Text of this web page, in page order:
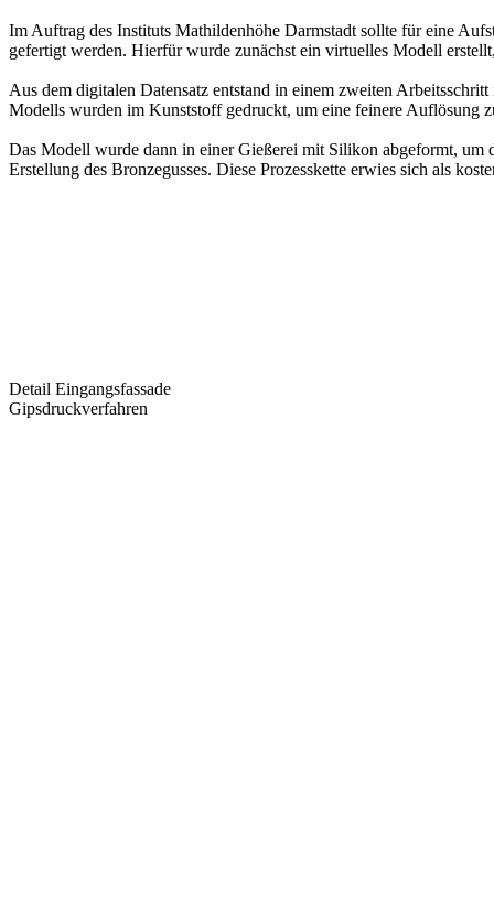
Im Auftrag des Instituts Mathildenhöhe Darmstadt sollte für eine
gefertigt werden. Hierfür wurde zunächst ein virtuelles Modell
Aus dem digitalen Datensatz entstand in einem zweiten
Modells wurden im Kunststoff gedruckt, um eine feinere Auflösung
Das Modell wurde dann in einer Gießerei mit Silikon abgeformt, um
Erstellung des Bronzegusses. Diese Prozesskette erwies sich als
Detail Eingangsfassade
Gipsdruckverfahren